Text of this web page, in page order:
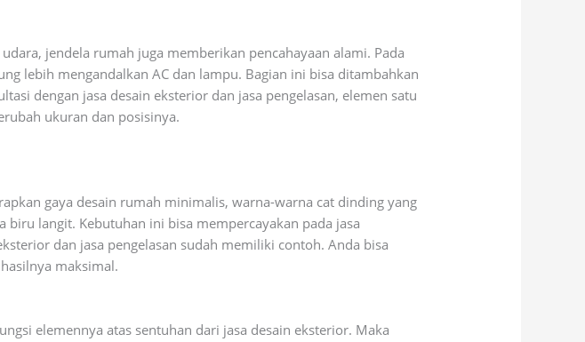
jendela rumah juga memberikan pencahayaan alami. Pada
lebih mengandalkan AC dan lampu. Bagian ini bisa ditambahkan
dengan jasa desain eksterior dan jasa pengelasan, elemen satu
ukuran dan posisinya.
gaya desain rumah minimalis, warna-warna cat dinding yang
langit. Kebutuhan ini bisa mempercayakan pada jasa
dan jasa pengelasan sudah memiliki contoh. Anda bisa
maksimal.
elemennya atas sentuhan dari jasa desain eksterior. Maka